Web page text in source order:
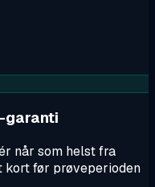
garanti
når som helst fra
kort før prøveperioden